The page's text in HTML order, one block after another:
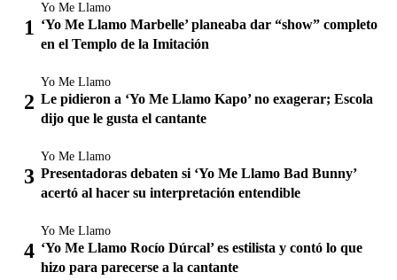
Yo Me Llamo
‘Yo Me Llamo Marbelle’ planeaba dar “show” completo
en el Templo de la Imitación
Yo Me Llamo
Le pidieron a ‘Yo Me Llamo Kapo’ no exagerar; Escola
dijo que le gusta el cantante
Yo Me Llamo
Presentadoras debaten si ‘Yo Me Llamo Bad Bunny’
acertó al hacer su interpretación entendible
Yo Me Llamo
‘Yo Me Llamo Rocío Dúrcal’ es estilista y contó lo que
hizo para parecerse a la cantante